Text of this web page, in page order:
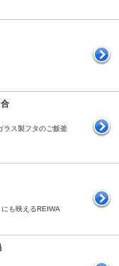
ラス製フタのご飯釜
にも映えるREIWA